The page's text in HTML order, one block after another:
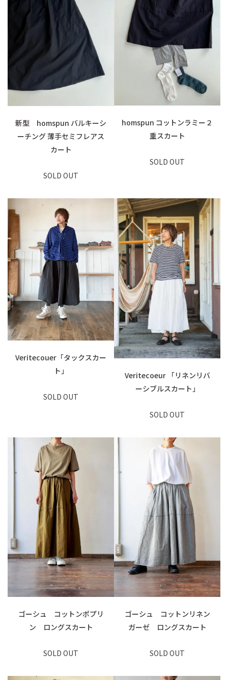
新型 homspun バルキーシ
ーチング 薄手セミフレアス
カート
SOLD OUT
homspun コットンラミー２
重スカート
SOLD OUT
Veritecouer「タックスカー
ト」
SOLD OUT
Veritecoeur 「リネンリバ
ーシブルスカート」
SOLD OUT
ゴーシュ コットンポプリ
ン ロングスカート
SOLD OUT
ゴーシュ コットンリネン
ガーゼ ロングスカート
SOLD OUT